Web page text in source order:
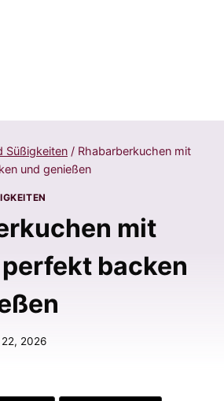
Süßigkeiten / Rhabarberkuchen mit
und genießen
mit
backen
2026